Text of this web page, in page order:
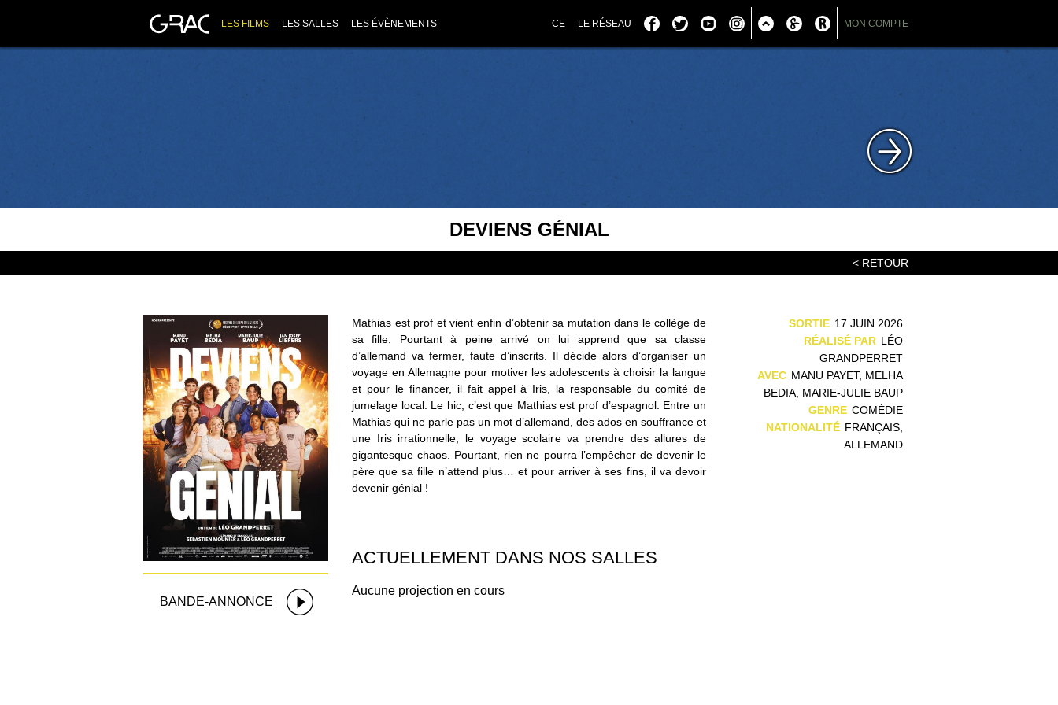
LES FILMS LES SALLES LES ÉVÈNEMENTS CE LE RÉSEAU MON COMPTE
DEVIENS GÉNIAL
< RETOUR
BANDE-ANNONCE
Mathias est prof et vient enfin d’obtenir sa mutation dans le collège de
sa fille. Pourtant à peine arrivé on lui apprend que sa classe
d’allemand va fermer, faute d’inscrits. Il décide alors d’organiser un
voyage en Allemagne pour motiver les adolescents à choisir la langue
et pour le financer, il fait appel à Iris, la responsable du comité de
jumelage local. Le hic, c’est que Mathias est prof d’espagnol. Entre un
Mathias qui ne parle pas un mot d’allemand, des ados en souffrance et
une Iris irrationnelle, le voyage scolaire va prendre des allures de
gigantesque chaos. Pourtant, rien ne pourra l’empêcher de devenir le
père que sa fille n’attend plus… et pour arriver à ses fins, il va devoir
devenir génial !
SORTIE 17 JUIN 2026
RÉALISÉ PAR LÉO
GRANDPERRET
AVEC MANU PAYET, MELHA
BEDIA, MARIE-JULIE BAUP
GENRE COMÉDIE
NATIONALITÉ FRANÇAIS,
ALLEMAND
ACTUELLEMENT DANS NOS SALLES
Aucune projection en cours